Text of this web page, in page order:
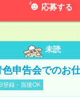
応募する
未読
色申告会でのお
登録・面接OK